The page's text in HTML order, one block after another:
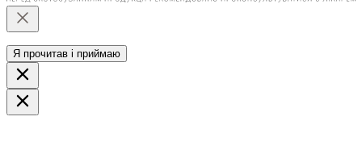
Я прочитав і приймаю